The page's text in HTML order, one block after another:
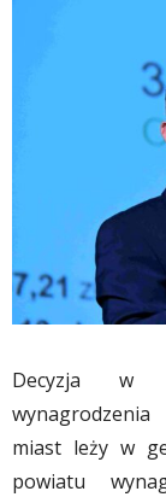
Decyzja w
miast leży w
powiatu